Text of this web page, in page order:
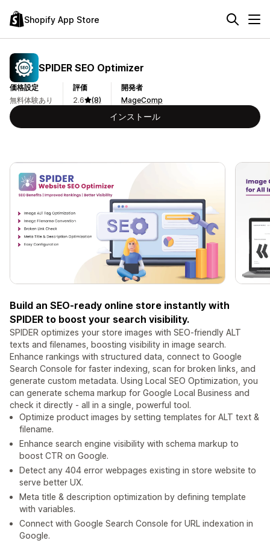
Shopify App Store
SPIDER SEO Optimizer
価格設定
無料体験あり
評価
2.6
(8)
開発者
MageComp
インストール
Build an SEO-ready online store instantly with
SPIDER to boost your search visibility.
SPIDER optimizes your store images with SEO-friendly ALT
texts and filenames, boosting visibility in image search.
Enhance rankings with structured data, connect to Google
Search Console for faster indexing, scan for broken links, and
generate custom metadata. Using Local SEO Optimization, you
can generate schema markup for Google Local Business and
check it directly - all in a single, powerful tool.
Optimize product images by setting templates for ALT text &
filename.
Enhance search engine visibility with schema markup to
boost CTR on Google.
Detect any 404 error webpages existing in store website to
serve better UX.
Meta title & description optimization by defining template
with variables.
Connect with Google Search Console for URL indexation in
Google.